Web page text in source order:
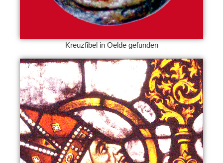
Kreuzfibel in Oelde gefunden